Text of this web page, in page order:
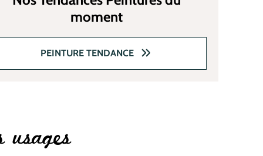
moment
PEINTURE TENDANCE
usages